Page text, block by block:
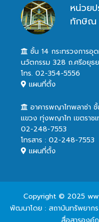
หน่วยป
ทักษิณ
ชั้น 14 กระทรวงการอุ
นวัตกรรม 328 ถ.ศรีอยุธ
โทร. 02-354-5556
แผนที่ตั้ง
อาคารพญาไทพลาซ่า
แขวง ทุ่งพญาไท เขตราช
02-248-7553
โทรสาร : 02-248-7553
แผนที่ตั้ง
Copyright © 2025
พัฒนาโดย : สถาบันทรัพยากร